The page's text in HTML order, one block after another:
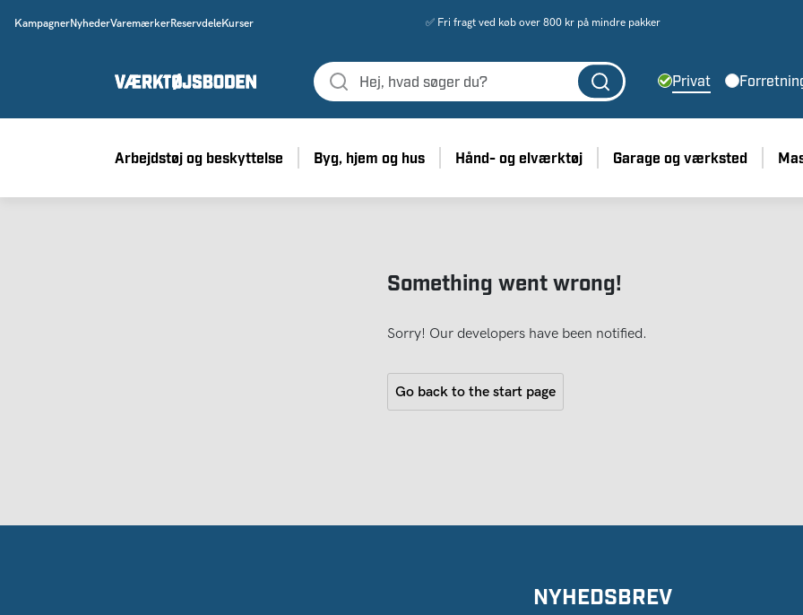
KampagnerNyhederVaremærkerReservdeleKurser ✅ Fri fragt ved køb over 800 kr på mindre pakker
Privat
Arbejdstøj og beskyttelse Byg, hjem og hus Hånd- og elværktøj Garage og værksted
Something went wrong!
Sorry! Our developers have been notified.
Go back to the start page
NYHEDSBREV